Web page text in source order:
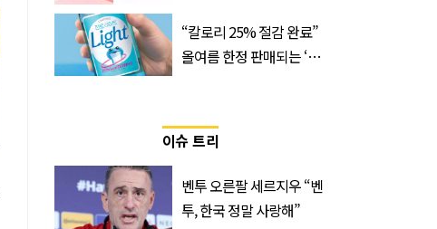
“칼로리 25% 절감 완료”
올여름 한정 판매되는 ‘최
이슈 트리
벤투 오른팔 세르지우 “벤
투, 한국 정말 사랑해”